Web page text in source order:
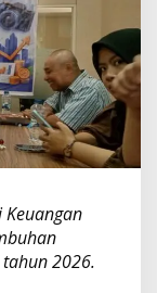
Keuangan
2026.